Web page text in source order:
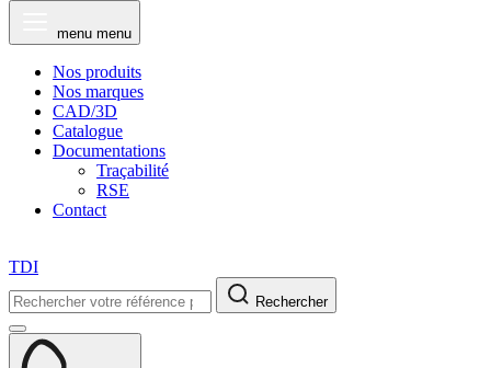
menu menu
Nos produits
Nos marques
CAD/3D
Catalogue
Documentations
Traçabilité
RSE
Contact
TDI
Rechercher